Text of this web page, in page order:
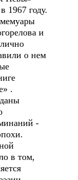
1967 году.
и
о нем
.
-
в том,